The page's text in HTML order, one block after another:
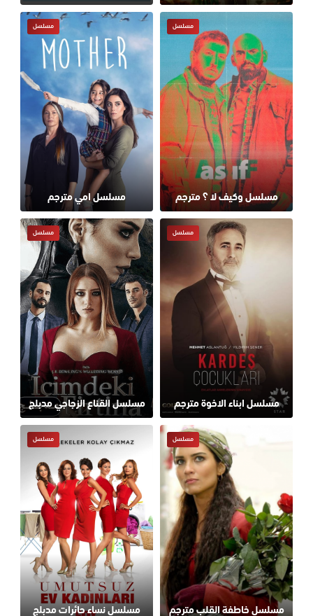
مسلسل وكيف لا ؟ مترجم
مسلسل
مسلسل امي مترجم
مسلسل
مسلسل ابناء الاخوة مترجم
مسلسل
مسلسل القناع الزجاجي مدبلج
مسلسل
مسلسل خاطفة القلب مترجم
مسلسل
مسلسل نساء حائرات مدبلج
مسلسل